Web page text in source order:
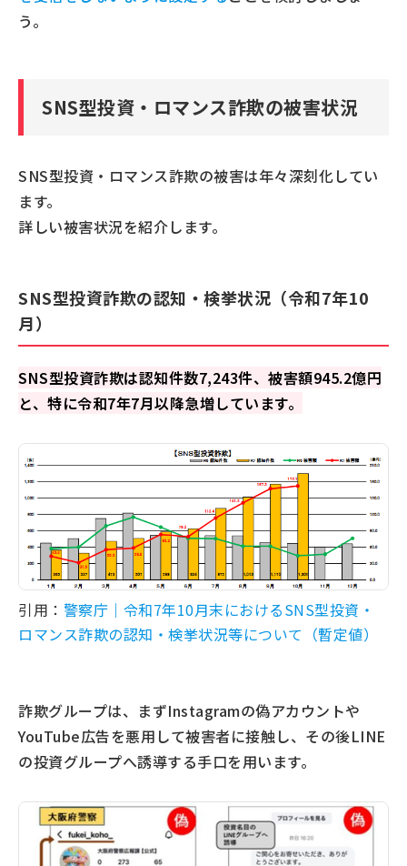
う。
SNS型投資・ロマンス詐欺の被害状況
SNS型投資・ロマンス詐欺の被害は年々深刻化してい
ます。
詳しい被害状況を紹介します。
SNS型投資詐欺の認知・検挙状況（令和7年10
月）
SNS型投資詐欺は認知件数7,243件、被害額945.2億円
と、特に令和7年7月以降急増しています。
引用： 警察庁｜令和7年10月末におけるSNS型投資・
ロマンス詐欺の認知・検挙状況等について（暫定値）
詐欺グループは、まずInstagramの偽アカウントや
YouTube広告を悪用して被害者に接触し、その後LINE
の投資グループへ誘導する手口を用います。